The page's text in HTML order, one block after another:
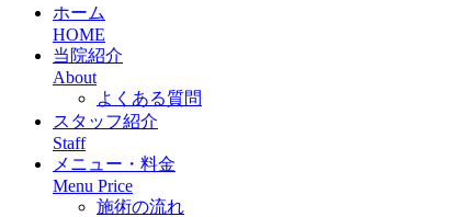
ホーム
HOME
当院紹介
About
よくある質問
スタッフ紹介
Staff
メニュー・料金
Menu Price
施術の流れ